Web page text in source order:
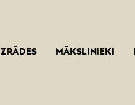
IZRĀDES MĀKSLINIEKI